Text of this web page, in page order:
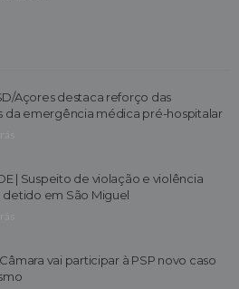
Açores destaca reforço das
da emergência médica pré-hospitalar
| Suspeito de violação e violência
em São Miguel
Câmara vai participar à PSP novo caso